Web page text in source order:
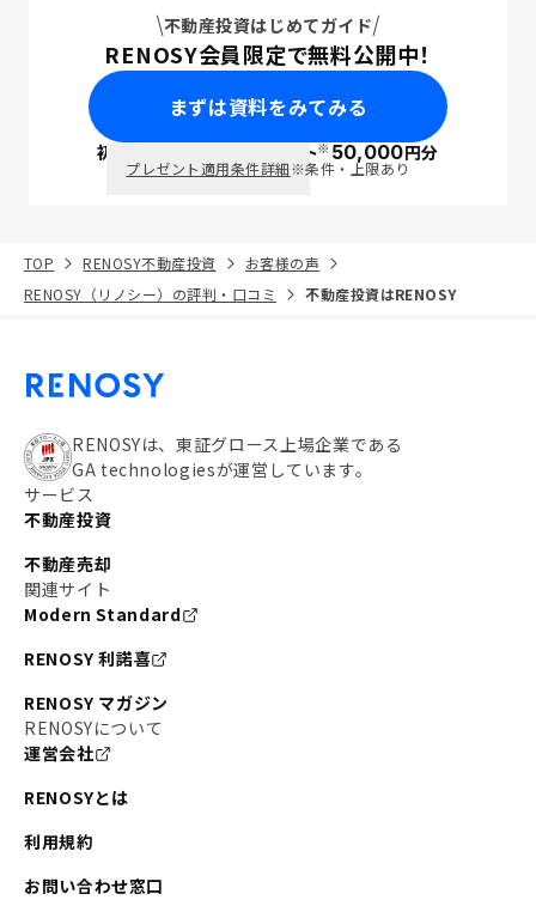
不動産投資はじめてガイド
RENOSY会員限定で無料公開中！
まずは資料をみてみる
初回面談で ポイント※50,000円分
プレゼント適用条件詳細※条件・上限あり
TOP RENOSY不動産投資
お客様の声
RENOSY（リノシー）の評判・口コミ
不動産投資はRENOSY
RENOSYは、東証グロース上場企業である
GA technologiesが運営しています。
サービス
不動産投資
不動産売却
関連サイト
Modern Standard
RENOSY 利諾喜
RENOSY マガジン
RENOSYについて
運営会社
RENOSYとは
利用規約
お問い合わせ窓口